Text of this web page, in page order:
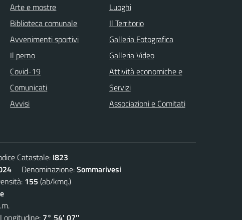
Arte e mostre
Biblioteca comunale
Avvenimenti sportivi
Il perno
Covid-19
Comunicati
Avvisi
Luoghi
Il Territorio
Galleria Fotografica
Galleria Video
Attività economiche e
Servizi
Associazioni e Comitati
Catastale: I823
Denominazione:Sommarivesi
155 (ab/kmq.)
7° 54' 07''